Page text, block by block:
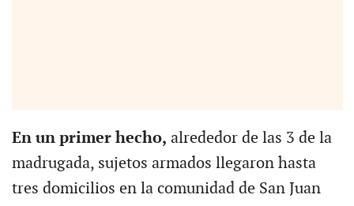
En un primer hecho, alrededor de las 3 de la
madrugada, sujetos armados llegaron hasta
tres domicilios en la comunidad de San Juan